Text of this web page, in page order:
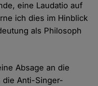
eine Laudatio auf
ich dies im Hinblick
als Philosoph
Absage an die
die Anti-Singer-